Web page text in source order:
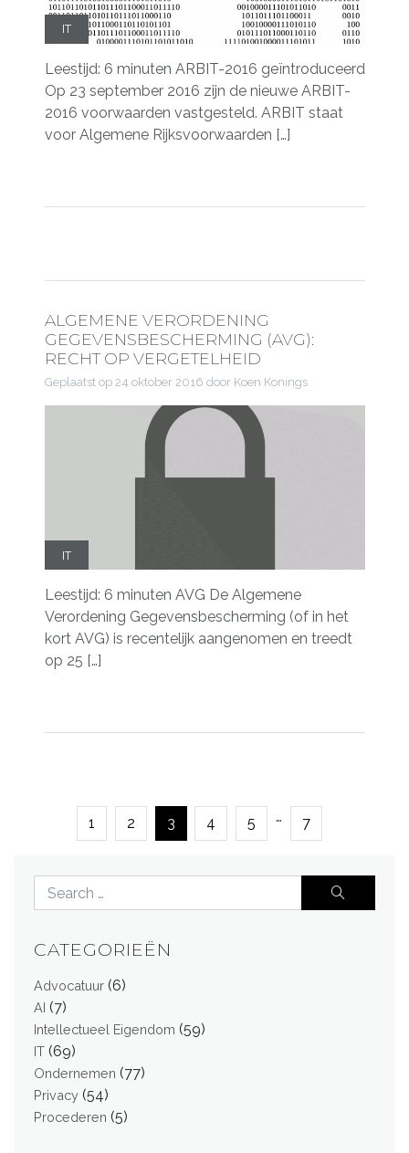
IT
Leestijd: 6 minuten ARBIT-2016 geïntroduceerd
Op 23 september 2016 zijn de nieuwe ARBIT-
2016 voorwaarden vastgesteld. ARBIT staat
voor Algemene Rijksvoorwaarden […]
ALGEMENE VERORDENING
GEGEVENSBESCHERMING (AVG):
RECHT OP VERGETELHEID
Geplaatst op 24 oktober 2016 door Koen Konings
IT
Leestijd: 6 minuten AVG De Algemene
Verordening Gegevensbescherming (of in het
kort AVG) is recentelijk aangenomen en treedt
op 25 […]
1 2 3 4 5 … 7
CATEGORIEËN
Advocatuur (6)
AI (7)
Intellectueel Eigendom (59)
IT (69)
Ondernemen (77)
Privacy (54)
Procederen (5)